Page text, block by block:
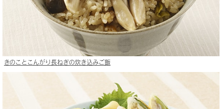
きのことこんがり長ねぎの炊き込みご飯